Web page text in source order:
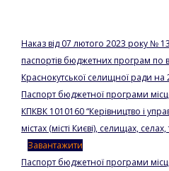
Наказ від 07 лютого 2023 року №
паспортів бюджетних програм по
Краснокутської селищної ради на
Паспорт бюджетної програми
КПКВК 1010160 “Керівництво і
містах (місті Києві), селищах,
Завантажити
Паспорт бюджетної програми